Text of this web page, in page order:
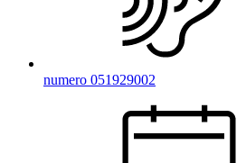
numero 051929002